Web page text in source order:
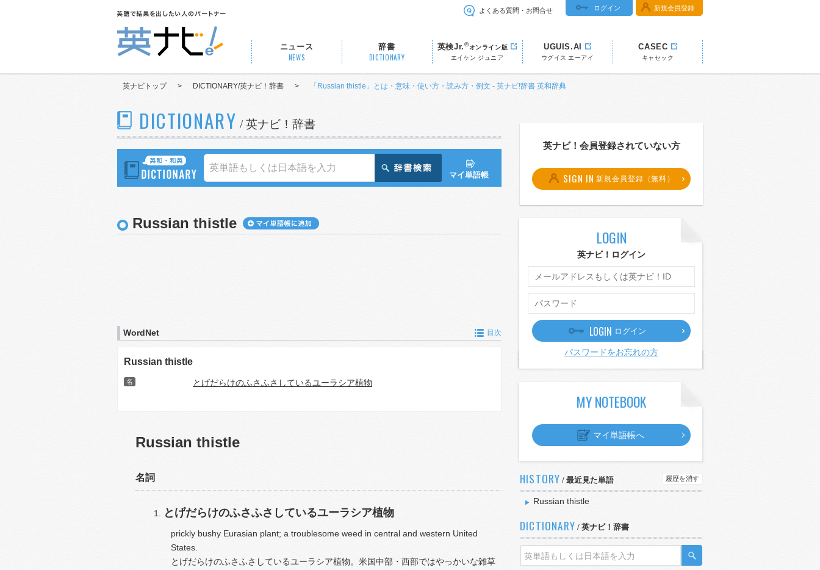
よくある質問・お問合せ ログイン 新規会員登録
ニュース
NEWS
辞書
DICTIONARY
英検Jr.®オンライン版
エイケン ジュニア
UGUIS.AI
ウグイス エーアイ
CASEC
キャセック
英ナビトップ > DICTIONARY/英ナビ！辞書 > 「Russian thistle」とは・意味・使い方・読み方・例文 - 英ナビ!辞書 英和辞典
DICTIONARY / 英ナビ！辞書
マイ単語帳
Russian thistle
WordNet 目次
Russian thistle
名 とげだらけのふさふさしているユーラシア植物
Russian thistle
名詞
とげだらけのふさふさしているユーラシア植物
prickly bushy Eurasian plant; a troublesome weed in central and western United
States.
とげだらけのふさふさしているユーラシア植物。米国中部・西部ではやっかいな雑草
英ナビ！会員登録されていない方
SIGN IN 新規会員登録（無料）
LOGIN
英ナビ！ログイン
LOGIN ログイン
パスワードをお忘れの方
MY NOTEBOOK
マイ単語帳へ
HISTORY / 最近見た単語 履歴を消す
Russian thistle
DICTIONARY / 英ナビ！辞書